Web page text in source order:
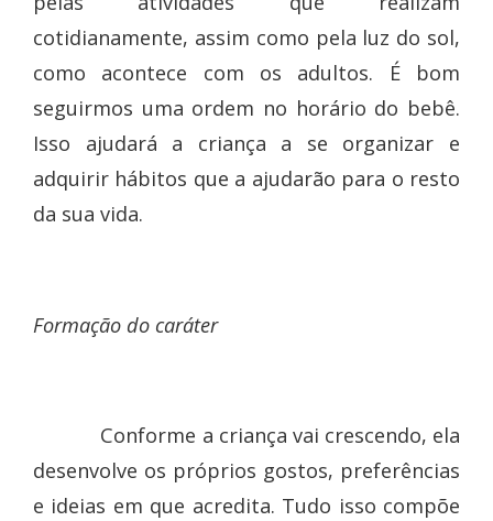
cotidianamente, assim como pela luz do sol,
como acontece com os adultos. É bom
seguirmos uma ordem no horário do bebê.
Isso ajudará a criança a se organizar e
adquirir hábitos que a ajudarão para o resto
da sua vida.
Formação do caráter
Conforme a criança vai crescendo, ela
desenvolve os próprios gostos, preferências
e ideias em que acredita. Tudo isso compõe